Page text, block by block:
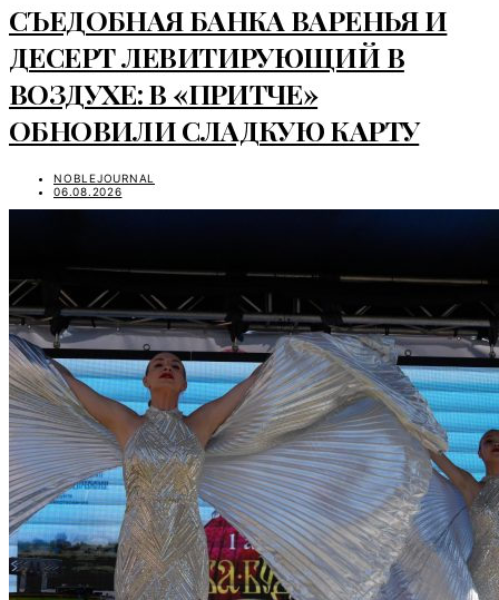
СЪЕДОБНАЯ БАНКА ВАРЕНЬЯ И
ДЕСЕРТ ЛЕВИТИРУЮЩИЙ В
ВОЗДУХЕ: В «ПРИТЧЕ»
ОБНОВИЛИ СЛАДКУЮ КАРТУ
NOBLEJOURNAL
06.08.2026